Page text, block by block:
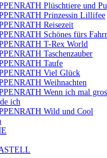
Plüschtiere und
Prinzessin Lillifee
Reisezeit
Schönes fürs
T-Rex World
Taschenzauber
Taufe
Viel Glück
Weihnachten
Wenn ich mal
ich
Wild und Cool